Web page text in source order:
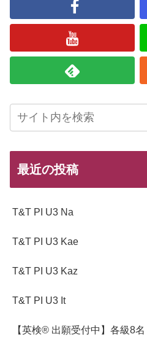
最近の投稿
T&T PI U3 Na
T&T PI U3 Kae
T&T PI U3 Kaz
T&T PI U3 It
【英検® 出願受付中】各級8